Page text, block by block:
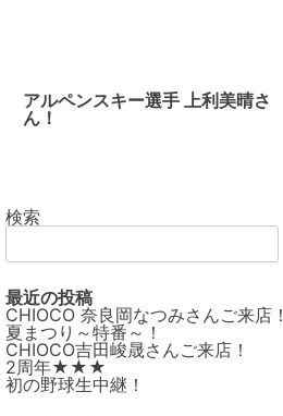
アルペンスキー選手 上利美晴さ
ん！
検索
最近の投稿
CHIOCO 奈良岡なつみさんご来店！
夏まつり～特番～！
CHIOCO吉田峻晟さんご来店！
2周年★★★
初の野球生中継！